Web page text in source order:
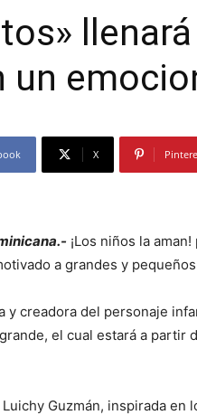
un
X
¡Los niños la
a grandes y
y creadora del personaje
el cual estará a partir
Guzmán, inspirada en